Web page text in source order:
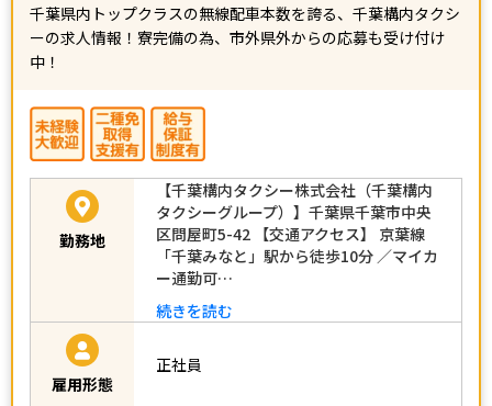
千葉県内トップクラスの無線配車本数を誇る、千葉構内タクシ
ーの求人情報！寮完備の為、市外県外からの応募も受け付け
中！
勤務地
【千葉構内タクシー株式会社（千葉構内
タクシーグループ）】千葉県千葉市中央
区問屋町5-42 【交通アクセス】 京葉線
「千葉みなと」駅から徒歩10分 ／マイカ
ー通勤可…
続きを読む
雇用形態
正社員